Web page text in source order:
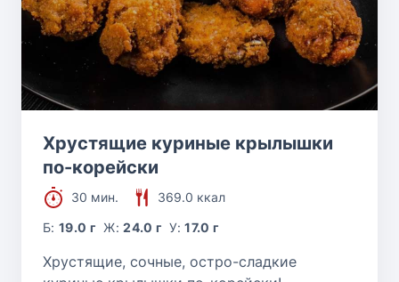
Хрустящие куриные крылышки
по-корейски
30 мин.
369.0 ккал
Б:19.0 г Ж:24.0 г У:17.0 г
Хрустящие, сочные, остро-сладкие